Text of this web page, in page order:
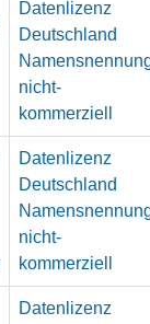
Datenlizenz
Deutschland
nicht-
kommerziell
Datenlizenz
Deutschland
nicht-
kommerziell
Datenlizenz